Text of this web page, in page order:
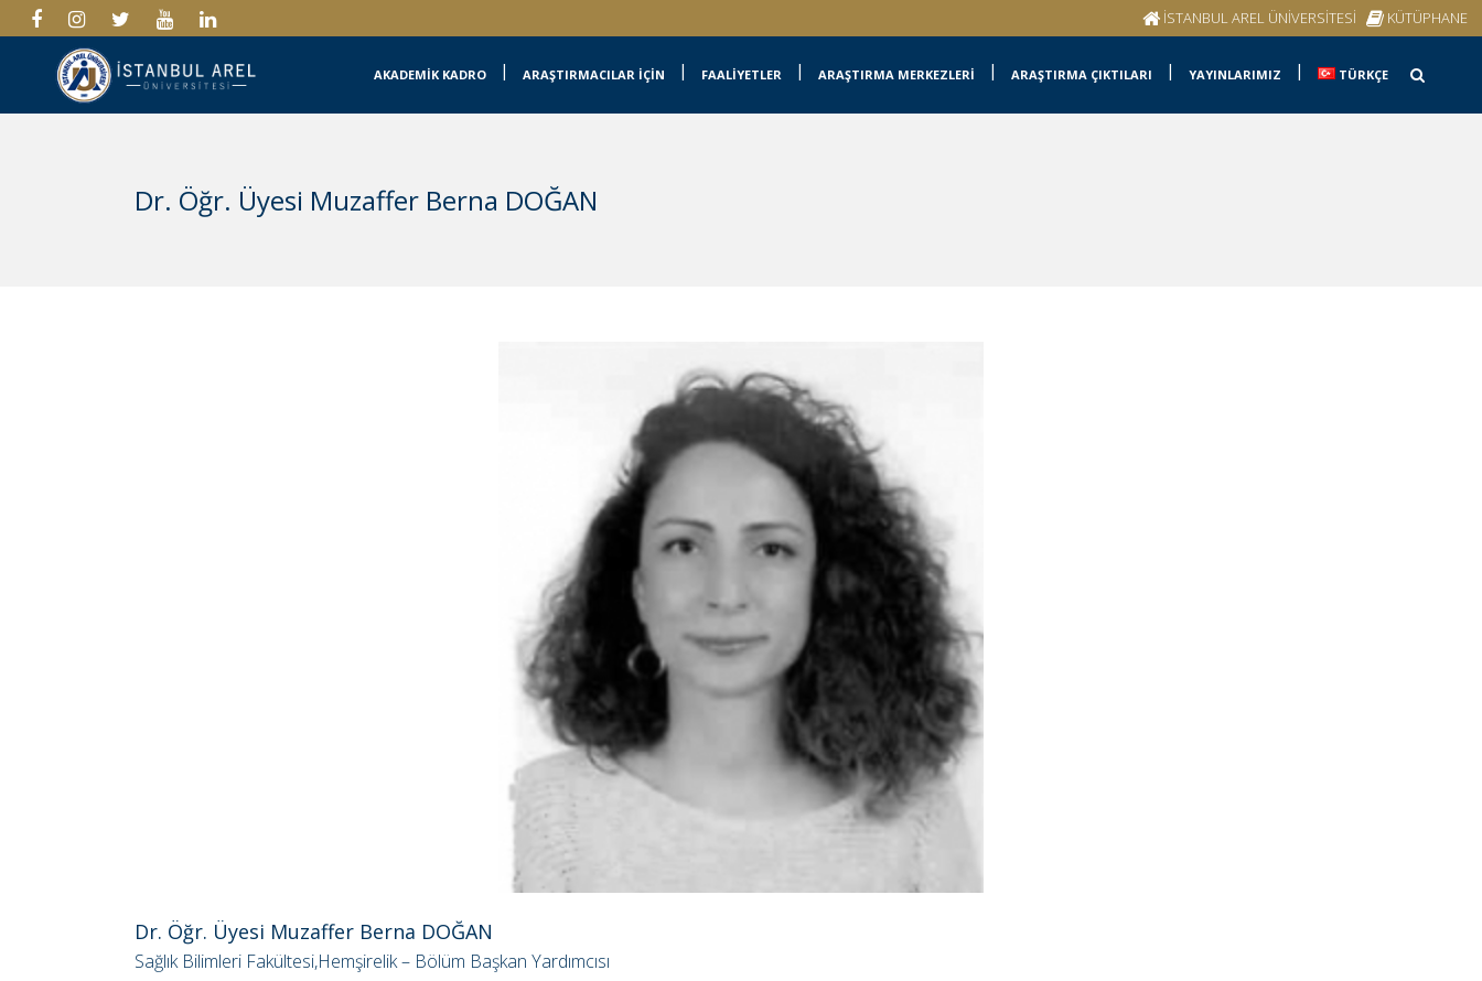
İSTANBUL AREL ÜNİVERSİTESİ KÜTÜPHANE
AKADEMİK KADRO ARAŞTIRMACILAR İÇİN FAALİYETLER ARAŞTIRMA MERKEZLERİ ARAŞTIRMA ÇIKTILARI YAYINLARIMIZ TÜRKÇE
Dr. Öğr. Üyesi Muzaffer Berna DOĞAN
Dr. Öğr. Üyesi Muzaffer Berna DOĞAN
Sağlık Bilimleri Fakültesi,Hemşirelik – Bölüm Başkan Yardımcısı